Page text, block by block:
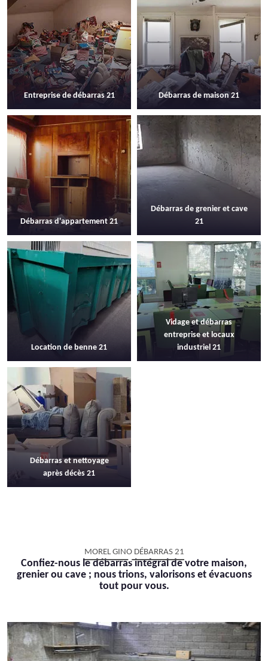
Entreprise de débarras 21 Débarras de maison 21
Débarras d'appartement 21
Débarras de grenier et cave
21
Location de benne 21
Vidage et débarras
entreprise et locaux
industriel 21
Débarras et nettoyage
après décès 21
MOREL GINO DÉBARRAS 21
Confiez-nous le débarras intégral de votre maison,
grenier ou cave ; nous trions, valorisons et évacuons
tout pour vous.